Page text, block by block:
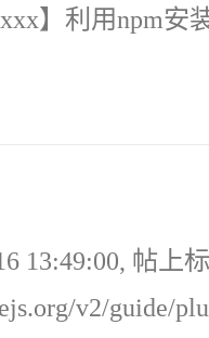
】利用npm
13:49:00, 帖上
v2/guide/